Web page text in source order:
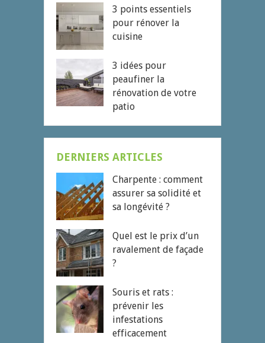
3 points essentiels
pour rénover la
cuisine
3 idées pour
peaufiner la
rénovation de votre
patio
DERNIERS ARTICLES
Charpente : comment
assurer sa solidité et
sa longévité ?
Quel est le prix d’un
ravalement de façade
?
Souris et rats :
prévenir les
infestations
efficacement